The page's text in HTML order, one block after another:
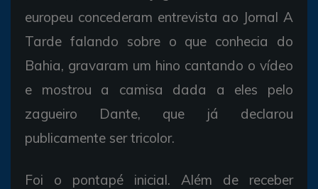
europeu concederam entrevista ao Jornal A
Tarde falando sobre o que conhecia do
Bahia, gravaram um hino cantando o vídeo
e mostrou a camisa dada a eles pelo
zagueiro Dante, que já declarou
publicamente ser tricolor.
Foi o pontapé inicial. Além de receber